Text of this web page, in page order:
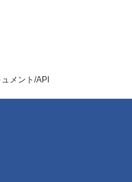
メント/API